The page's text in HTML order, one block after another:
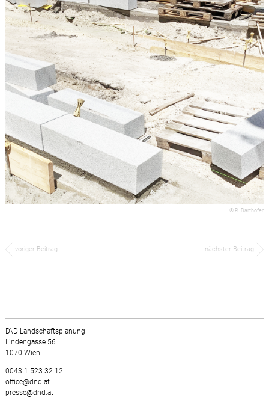
© R. Barthofer
voriger Beitrag nächster Beitrag
D\D Landschaftsplanung
Lindengasse 56
1070 Wien
0043 1 523 32 12
office@dnd.at
presse@dnd.at